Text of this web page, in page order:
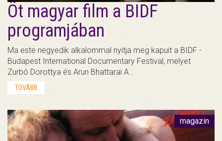
Öt magyar film a BIDF
programjában
Ma este negyedik alkalommal nyitja meg kapuit a BIDF -
Budapest International Documentary Festival, melyet
Zurbó Dorottya és Arun Bhattarai A…
TOVÁBB
magazin